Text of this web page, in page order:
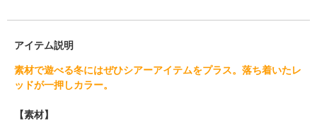
アイテム説明
素材で遊べる冬にはぜひシアーアイテムをプラス。落ち着いたレ
ッドが一押しカラー。
【素材】